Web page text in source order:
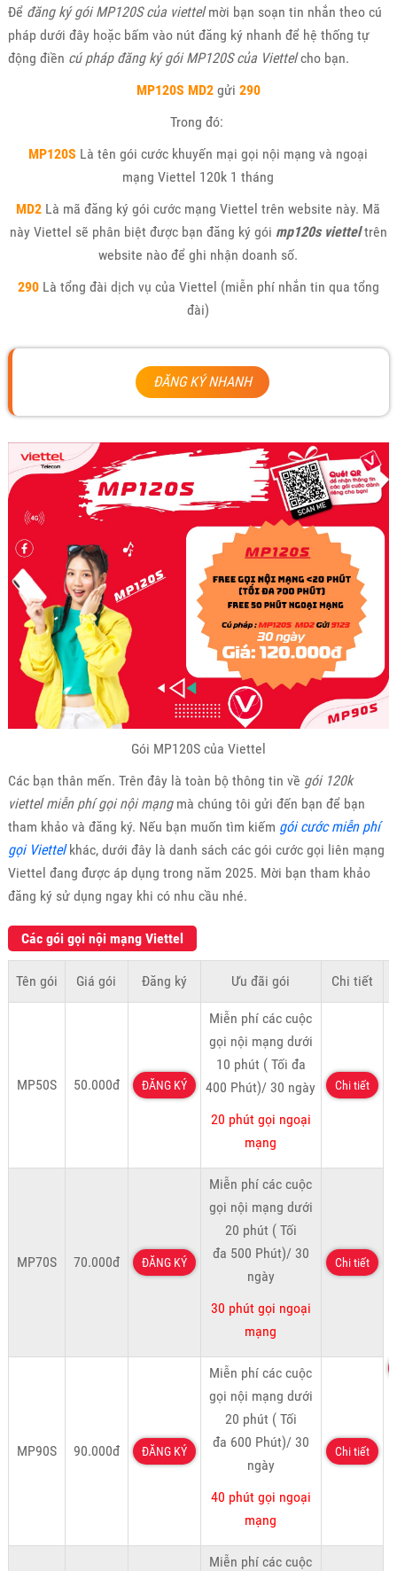
Để đăng ký gói MP120S của viettelmời bạn soạn tin nhắn theo cú
pháp dưới đây hoặc bấm vào nút đăng ký nhanh để hệ thống tự
động điền cú pháp đăng ký gói MP120S của Viettelcho bạn.
MP120S MD2 gửi 290
Trong đó:
MP120S Là tên gói cước khuyến mại gọi nội mạng và ngoại
mạng Viettel 120k 1 tháng
MD2 Là mã đăng ký gói cước mạng Viettel trên website này. Mã
này Viettel sẽ phân biệt được bạn đăng ký gói mp120s vietteltrên
website nào để ghi nhận doanh số.
290 Là tổng đài dịch vụ của Viettel (miễn phí nhắn tin qua tổng
đài)
ĐĂNG KÝ NHANH
Gói MP120S của Viettel
Các bạn thân mến. Trên đây là toàn bộ thông tin về gói 120k
viettel miễn phí gọi nội mạngmà chúng tôi gửi đến bạn để bạn
tham khảo và đăng ký. Nếu bạn muốn tìm kiếm gói cước miễn phí
gọi Viettelkhác, dưới đây là danh sách các gói cước gọi liên mạng
Viettel đang được áp dụng trong năm 2025. Mời bạn tham khảo
đăng ký sử dụng ngay khi có nhu cầu nhé.
Các gói gọi nội mạng Viettel
Tên gói Giá gói Đăng ký Ưu đãi gói Chi tiết
MP50S 50.000đ ĐĂNG KÝ
Miễn phí các cuộc
gọi nội mạng dưới
10 phút ( Tối đa
400 Phút)/ 30 ngày
20 phút gọi ngoại
mạng
Chi tiết
MP70S 70.000đ ĐĂNG KÝ
Miễn phí các cuộc
gọi nội mạng dưới
20 phút ( Tối
đa 500 Phút)/ 30
ngày
30 phút gọi ngoại
mạng
Chi tiết
MP90S 90.000đ ĐĂNG KÝ
Miễn phí các cuộc
gọi nội mạng dưới
20 phút ( Tối
đa 600 Phút)/ 30
ngày
40 phút gọi ngoại
mạng
Chi tiết
Miễn phí các cuộc